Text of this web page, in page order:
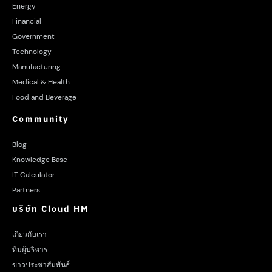
Energy
Financial
Government
Technology
Manufacturing
Medical & Health
Food and Beverage
Community
Blog
Knowledge Base
IT Calculator
Partners
บริษัท Cloud HM
เกี่ยวกับเรา
ทีมผู้บริหาร
ข่าวประชาสัมพันธ์